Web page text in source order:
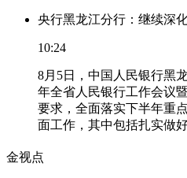
央行黑龙江分行：继续深
10:24
8月5日，中国人民银行黑
年全省人民银行工作会议
要求，全面落实下半年重
面工作，其中包括扎实做
金视点